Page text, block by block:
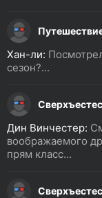
Хан-ли:
сезон?...
Дин Винчестер:
воображаемого
прям класс...